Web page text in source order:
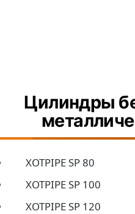
Цилиндры
XOTPIPE SP 80
XOTPIPE SP 100
XOTPIPE SP 120